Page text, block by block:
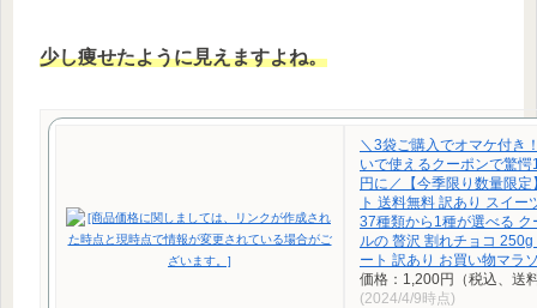
少し痩せたように見えますよね。
＼3袋ご購入でオマケ付き
いで使えるクーポンで驚
円に／【今季限り数量限定
ト 送料無料 訳あり スイー
37種類から1種が選べる ク
ルの 贅沢 割れチョコ
ート 訳あり お買い物マラ
価格：1,200円（税込、送
(2024/4/9時点)